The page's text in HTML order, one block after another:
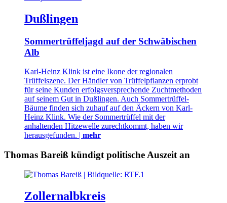
Dußlingen
Sommertrüffeljagd auf der Schwäbischen
Alb
Karl-Heinz Klink ist eine Ikone der regionalen
Trüffelszene. Der Händler von Trüffelpflanzen erprobt
für seine Kunden erfolgsversprechende Zuchtmethoden
auf seinem Gut in Dußlingen. Auch Sommertrüffel-
Bäume finden sich zuhauf auf den Äckern von Karl-
Heinz Klink. Wie der Sommertrüffel mit der
anhaltenden Hitzewelle zurechtkommt, haben wir
herausgefunden. | mehr
Thomas Bareiß kündigt politische Auszeit an
Zollernalbkreis